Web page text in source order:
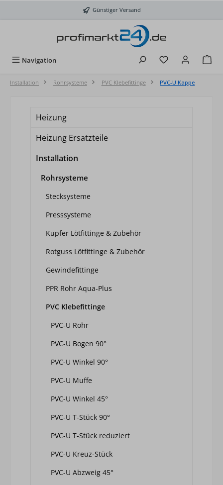
Günstiger Versand
Navigation Du hast 0
Installation Rohrsysteme PVC Klebefittinge PVC-U Kappe
Heizung
Heizung Ersatzteile
Installation
Rohrsysteme
Stecksysteme
Presssysteme
Kupfer Lötfittinge & Zubehör
Rotguss Lötfittinge & Zubehör
Gewindefittinge
PPR Rohr Aqua-Plus
PVC Klebefittinge
PVC-U Rohr
PVC-U Bogen 90°
PVC-U Winkel 90°
PVC-U Muffe
PVC-U Winkel 45°
PVC-U T-Stück 90°
PVC-U T-Stück reduziert
PVC-U Kreuz-Stück
PVC-U Abzweig 45°